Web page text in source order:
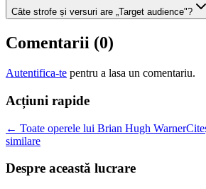
Câte strofe și versuri are „Target audience"?
Comentarii (0)
Autentifica-te pentru a lasa un comentariu.
Acțiuni rapide
← Toate operele lui Brian Hugh Warner
similare
Despre această lucrare